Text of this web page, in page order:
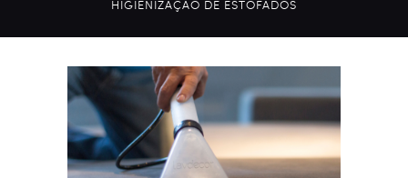
HIGIENIZAÇÃO DE ESTOFADOS